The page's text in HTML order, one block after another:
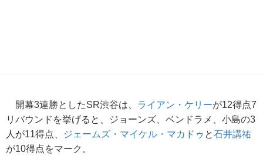
開幕3連勝としたSR渋谷は、 ライアン・ケリーが12得点7
リバウンドを挙げると、ジョーンズ、ベンドラメ、小島の3
人が11得点、
ジェームズ・マイケル・マカドゥ と石井講祐
が10得点をマーク。